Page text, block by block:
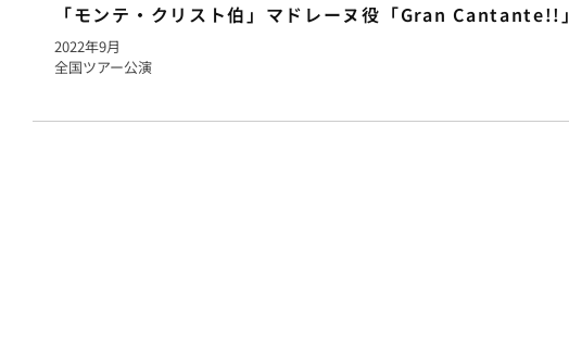
「モンテ・クリスト伯」マドレーヌ役「Gran Cantante!!」
2022年9月
全国ツアー公演